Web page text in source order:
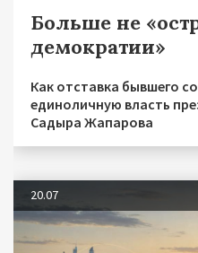
Больше не
демократии»
Как отставка бывшего
единоличную власть
Садыра Жапарова
20.07